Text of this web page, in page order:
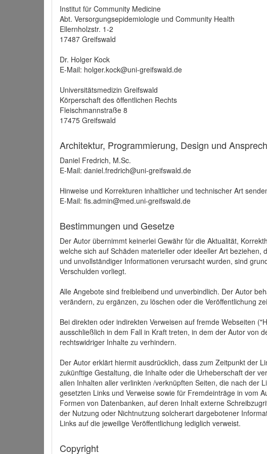
Institut für Community Medicine
Abt. Versorgungsepidemiologie und Community Health
Ellernholzstr. 1-2
17487 Greifswald
Dr. Holger Kock
E-Mail: holger.kock@uni-greifswald.de
Universitätsmedizin Greifswald
Körperschaft des öffentlichen Rechts
Fleischmannstraße 8
17475 Greifswald
Architektur, Programmierung, Design und
Daniel Fredrich, M.Sc.
E-Mail: daniel.fredrich@uni-greifswald.de
Hinweise und Korrekturen inhaltlicher und technischer Art
E-Mail: fis.admin@med.uni-greifswald.de
Bestimmungen und Gesetze
Der Autor übernimmt keinerlei Gewähr für die Aktualität,
welche sich auf Schäden materieller oder ideeller Art
und unvollständiger Informationen verursacht wurden, sind
Verschulden vorliegt.
Alle Angebote sind freibleibend und unverbindlich. Der Autor
verändern, zu ergänzen, zu löschen oder die Veröffentlichung
Bei direkten oder indirekten Verweisen auf fremde Webseiten
ausschließlich in dem Fall in Kraft treten, in dem der Autor von
rechtswidriger Inhalte zu verhindern.
Der Autor erklärt hiermit ausdrücklich, dass zum Zeitpunkt der
zukünftige Gestaltung, die Inhalte oder die Urheberschaft der
allen Inhalten aller verlinkten /verknüpften Seiten, die nach der
gesetzten Links und Verweise sowie für Fremdeinträge in vom
Formen von Datenbanken, auf deren Inhalt externe
der Nutzung oder Nichtnutzung solcherart dargebotener
Links auf die jeweilige Veröffentlichung lediglich verweist.
Copyright